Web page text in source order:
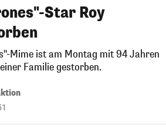
Star Roy
Mime ist am Montag mit 94 Jahren
Familie gestorben.